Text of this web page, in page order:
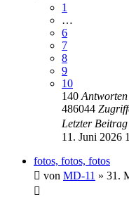
1
…
6
7
8
9
10
140 Antworten
486044
Letzter Beitrag
11. Juni 2026
fotos, fotos, fotos
von MD-11 » 31.